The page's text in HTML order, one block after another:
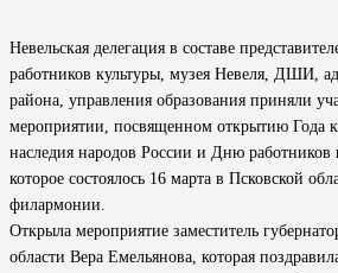
Невельская делегация в составе
работников культуры, музея Невеля, ДШИ,
района, управления образования приняли
мероприятии, посвященном открытию Года
наследия народов России и Дню работников
которое состоялось 16 марта в Псковской
филармонии.
Открыла мероприятие заместитель
области Вера Емельянова, которая